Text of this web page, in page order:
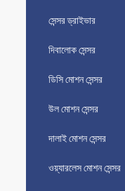
সেন্সর ড্রাইভার
দিবালোক সেন্সর
ডিসি মোশন সেন্সর
উল মোশন সেন্সর
দালাই মোশন সেন্সর
ওয়্যারলেস মোশন সেন্সর